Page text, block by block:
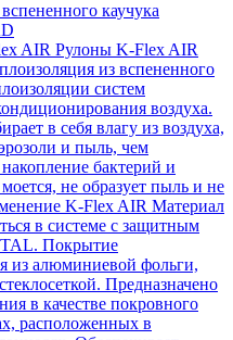
каучука
AIR Рулоны K-Flex AIR
из вспененного
систем
воздуха.
в себя влагу из воздуха,
и пыль, чем
бактерий и
не образует пыль и не
K-Flex AIR Материал
в системе c защитным
Покрытие
из алюминиевой фольги,
Предназначено
в качестве покровного
расположенных в